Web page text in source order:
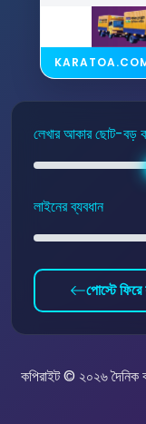
লেখার আকার ছোট-বড়
লাইনের ব্যবধান
পোস্টে ফিরে
কপিরাইট © ২০২৬